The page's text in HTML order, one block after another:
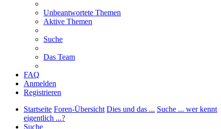
Unbeantwortete Themen
Aktive Themen
Suche
Das Team
FAQ
Anmelden
Registrieren
Startseite Foren-Übersicht Dies und das ... Suche ... wer kennt
eigentlich ...?
Suche